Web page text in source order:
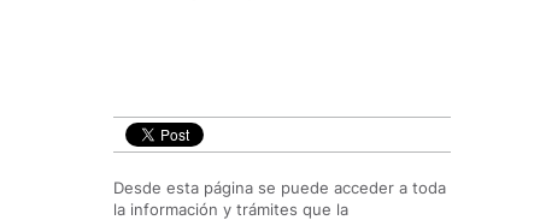
Desde esta página se puede acceder a toda
la información y trámites que la